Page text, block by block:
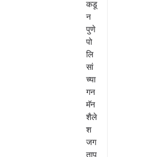
कडू
न
पुणे
पो
लि
सां
च्या
गन
मॅन
शैले
श
जग
ताप